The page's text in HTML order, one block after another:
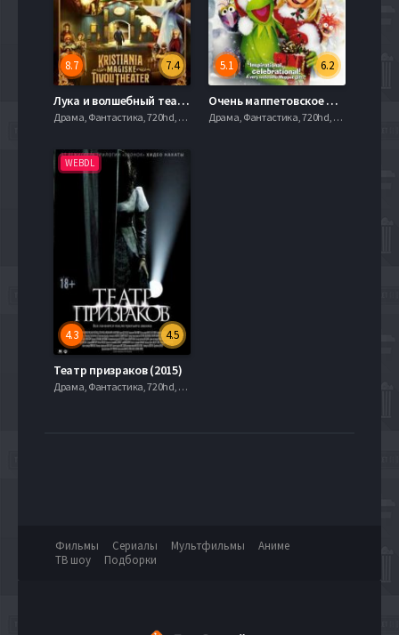
7.4
8.7
Лука и волшебный театр (2021)
Драма, Фантастика, 720hd, mobilen,
6.2
5.1
Очень маппетовское рождественское кино (2002)
Драма, Фантастика, 720hd, mobilen,
WEBDL
4.5
4.3
Театр призраков (2015)
Драма, Фантастика, 720hd, mobilen,
Фильмы Сериалы Мультфильмы
Аниме
ТВ шоу
Подборки